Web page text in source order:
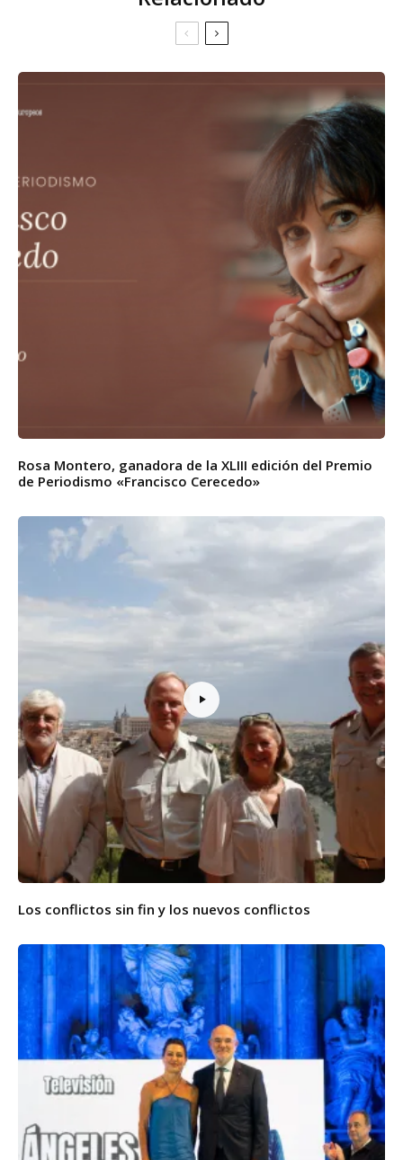
Rosa Montero, ganadora de la XLIII edición del Premio
de Periodismo «Francisco Cerecedo»
Los conflictos sin fin y los nuevos conflictos